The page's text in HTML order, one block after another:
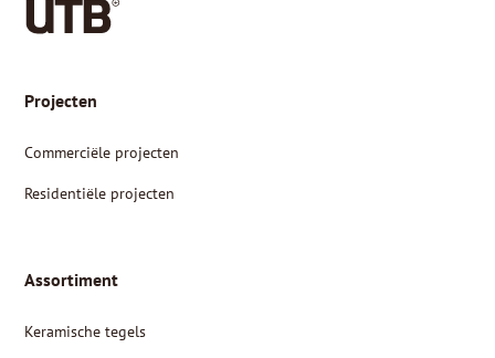
Projecten
Commerciële projecten
Residentiële projecten
Assortiment
Keramische tegels